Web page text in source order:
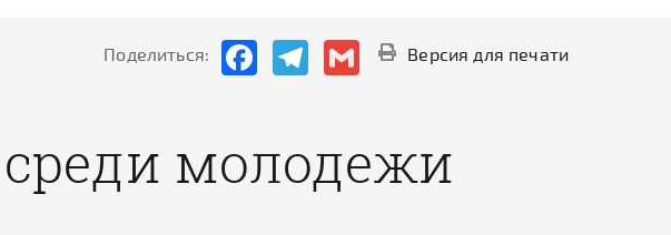
Поделиться: FacebookTelegramGmail Версия для печати
молодежи